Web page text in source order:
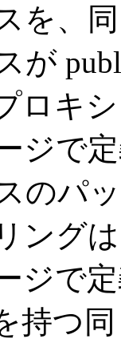
を、
が
ロキ
ジで
のパ
ング
ジで
持つ